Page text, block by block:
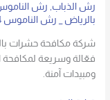
رش الذباب, رش
بالرياض _ رش الناموس 0555636294
فعّالة وسريعة
ومبيدات آمنة.